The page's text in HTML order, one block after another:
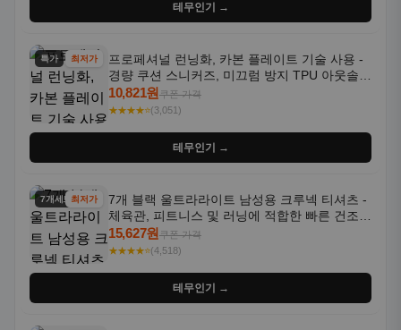
테무인기 →
특가 최저가
프로페셔널 런닝화, 카본 플레이트 기술 사용 -
경량 쿠션 스니커즈, 미끄럼 방지 TPU 아웃솔,
통기성 화이트-퍼플 그라데이션, 헬스, 트레이
닝 - 남성용, 여성용, 모든 계절에 적합
10,821원쿠폰 가격
★★★★⭐(3,051)
테무인기 →
7개세트최저가
7개 블랙 울트라라이트 남성용 크루넥 티셔츠 -
체육관, 피트니스 및 러닝에 적합한 빠른 건조,
통기성 좋은 수분 흡수 반팔 운동복
15,627원쿠폰 가격
★★★★⭐(4,518)
테무인기 →